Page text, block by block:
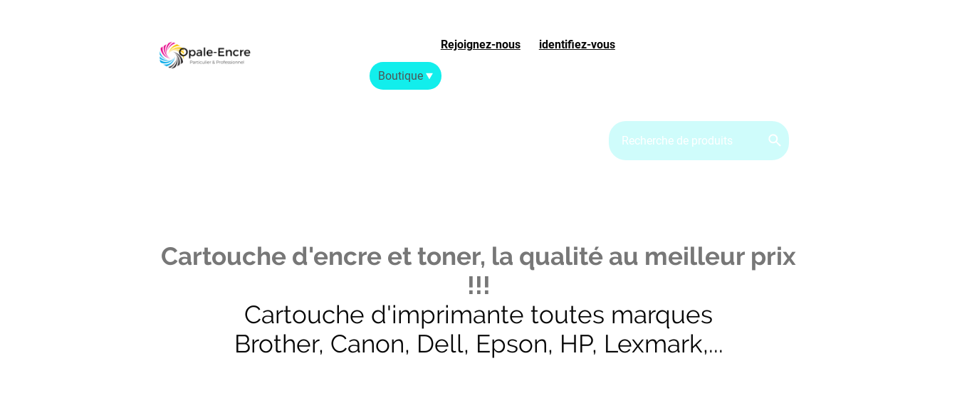
Rejoignez-nousou identifiez-vous
Boutique
Cartouche d'encre et toner, la qualité au meilleur prix
!!!
Cartouche d'imprimante toutes marques
Brother, Canon, Dell, Epson, HP, Lexmark,...